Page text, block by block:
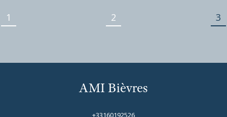
75 €
1 2 3
AMI Bièvres
+33160192526